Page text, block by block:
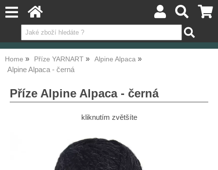
Home Příze YARNART Alpine Alpaca
Alpine Alpaca - černá
Příze Alpine Alpaca - černá
kliknutím zvětšíte